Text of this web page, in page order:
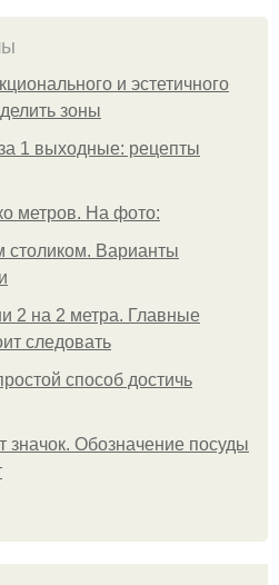
и эстетичного
зоны
1 выходные: рецепты
метров. На фото:
столиком. Варианты
2 на 2 метра. Главные
следовать
способ достичь
значок. Обозначение посуды